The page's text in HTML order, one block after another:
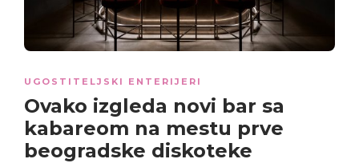
UGOSTITELJSKI ENTERIJERI
Ovako izgleda novi bar sa
kabareom na mestu prve
beogradske diskoteke